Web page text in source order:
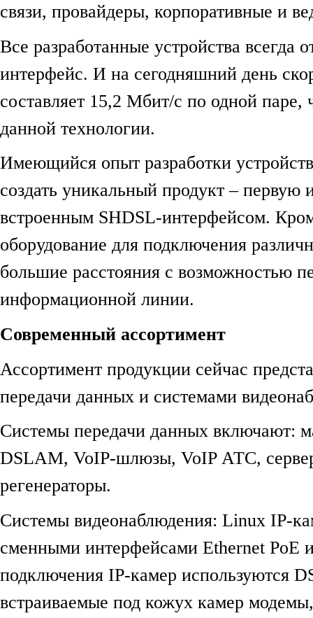
связи, провайдеры, корпоративные и
Все разработанные устройства всегда
интерфейс. И на сегодняшний день
составляет 15,2 Мбит/c по одной
данной технологии.
Имеющийся опыт разработки
создать уникальный продукт –
встроенным SHDSL-интерфейсом.
оборудование для подключения
большие расстояния с возможностью
информационной линии.
Современный ассортимент
Ассортимент продукции сейчас
передачи данных и системами
Системы передачи данных включают:
DSLAM, VoIP-шлюзы, VoIP АТС,
регенераторы.
Системы видеонаблюдения: Linux IP-
сменными интерфейсами Ethernet PoE
подключения IP-камер используются
встраиваемые под кожух камер